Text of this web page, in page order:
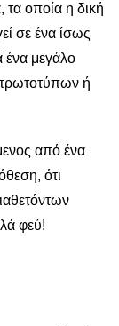
τα οποία η δική
σε ένα ίσως
ένα μεγάλο
πρωτοτύπων ή
από ένα
ότι
φεύ!